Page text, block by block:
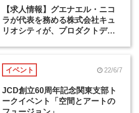
【求人情報】グエナエル・ニコ
ラが代表を務める株式会社キュ
リオシティが、プロダクトデザ
イベント 22/6/7
JCD創立60周年記念関東支部ト
ークイベント「空間とアートの